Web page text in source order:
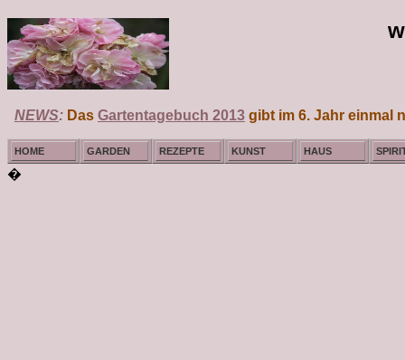
NEWS: Das Gartentagebuch 2013 gibt im 6. Jahr einmal
HOME GARDEN REZEPTE KUNST HAUS
�